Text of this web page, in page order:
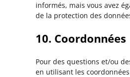
informés, mais vous avez
de la protection des
10. Coordonnées
Pour des questions et/ou
en utilisant les